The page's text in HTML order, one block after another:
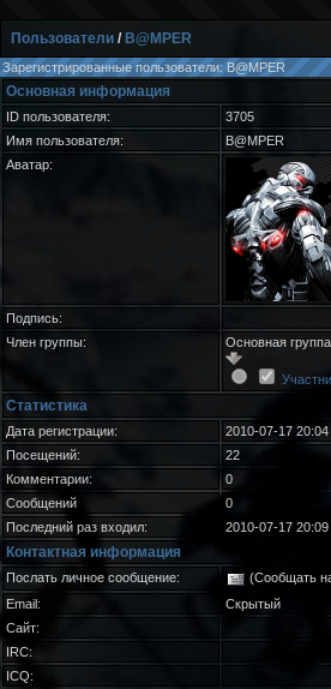
Пользователи / B@MPER
Зарегистрированные пользователи: B@MPER
Основная информация
ID пользователя:
3705
Имя пользователя:
B@MPER
Аватар:
Подпись:
Член группы:
Основная
Статистика
Дата регистрации:
2010-07-17
Посещений:
22
Комментарии:
0
Сообщений
0
Последний раз входил:
2010-07-17
Контактная информация
Послать личное сообщение:
(Сообщать
Email:
Скрытый
Сайт:
IRC:
ICQ: